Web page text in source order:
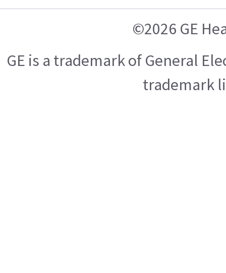
©2026 GE
GE is a trademark of General
trademark